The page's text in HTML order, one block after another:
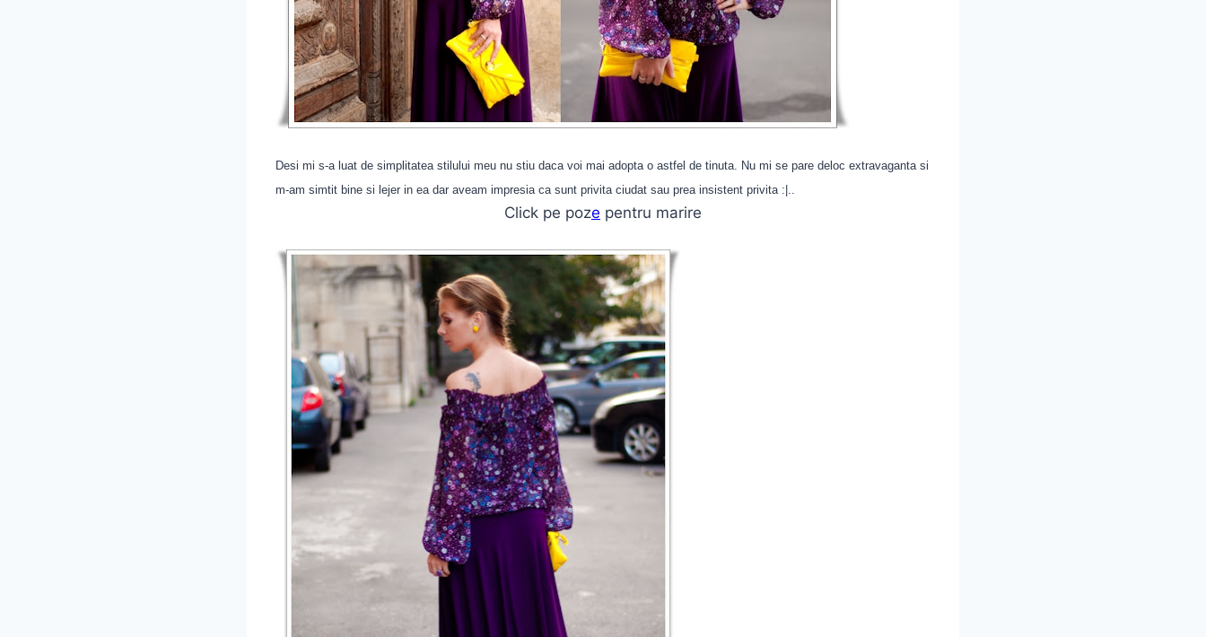
Desi mi s-a luat de simplitatea stilului meu nu stiu daca voi mai adopta o astfel de tinuta. Nu mi se pare deloc extravaganta si
m-am simtit bine si lejer in ea dar aveam impresia ca sunt privita ciudat sau prea insistent privita :|..
Click pe poze pentru marire